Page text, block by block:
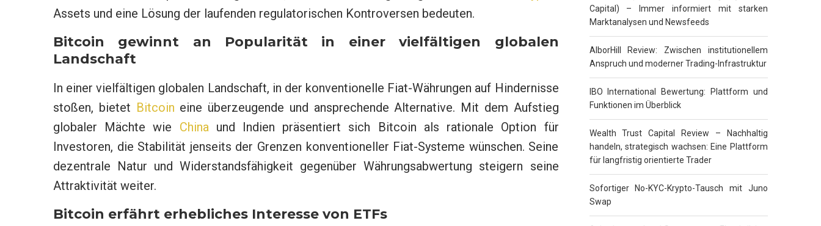
Assets und eine Lösung der laufenden regulatorischen Kontroversen bedeuten.
Bitcoin gewinnt an Popularität in einer vielfältigen globalen
Landschaft
In einer vielfältigen globalen Landschaft, in der konventionelle Fiat-Währungen auf Hindernisse
stoßen, bietet Bitcoin eine überzeugende und ansprechende Alternative. Mit dem Aufstieg
globaler Mächte wie Chinaund Indien präsentiert sich Bitcoin als rationale Option für
Investoren, die Stabilität jenseits der Grenzen konventioneller Fiat-Systeme wünschen. Seine
dezentrale Natur und Widerstandsfähigkeit gegenüber Währungsabwertung steigern seine
Attraktivität weiter.
Bitcoin erfährt erhebliches Interesse von ETFs
Capital) – Immer informiert mit starken
Marktanalysen und Newsfeeds
AlborHill Review: Zwischen institutionellem
Anspruch und moderner Trading-Infrastruktur
IBO International Bewertung: Plattform und
Funktionen im Überblick
Wealth Trust Capital Review – Nachhaltig
handeln, strategisch wachsen: Eine Plattform
für langfristig orientierte Trader
Sofortiger No-KYC-Krypto-Tausch mit Juno
Swap